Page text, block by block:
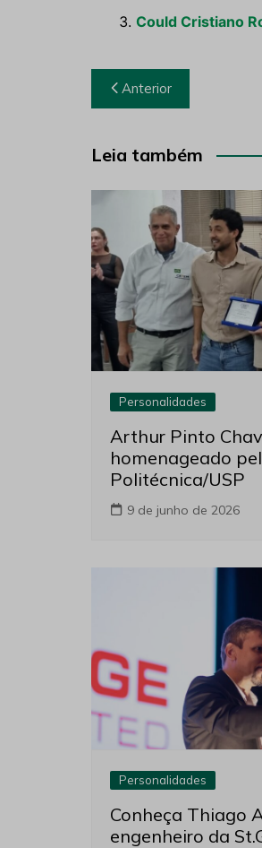
Could Cristiano
Navegação
de
Post
Anterior
Leia também
Personalidades
Arthur Pinto
homenageado
Politécnica/USP
9 de junho de 2026
Personalidades
Conheça Thiago
engenheiro da